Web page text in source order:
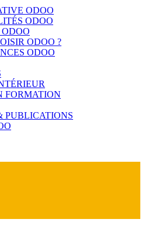
ODOO
ODOO
ODOO ?
ODOO
FORMATION
PUBLICATIONS